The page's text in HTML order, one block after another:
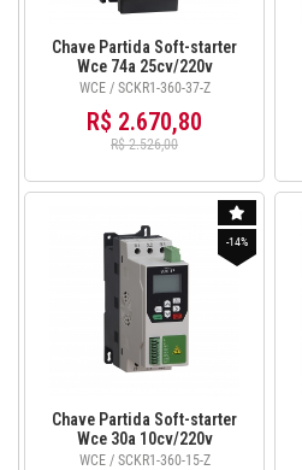
Chave Partida Soft-starter
Wce 74a 25cv/220v
50cv/380v C/ihm SCKR1-
WCE / SCKR1-360-37-Z
R$ 2.670,80
R$ 2.526,00
-14%
Chave Partida Soft-starter
Wce 30a 10cv/220v
15cv/380v com Ihm SCKR1-
WCE / SCKR1-360-15-Z